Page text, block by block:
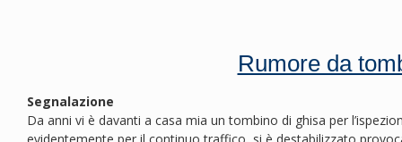
Rumore da
Segnalazione
Da anni vi è davanti a casa mia un tombino di ghisa per